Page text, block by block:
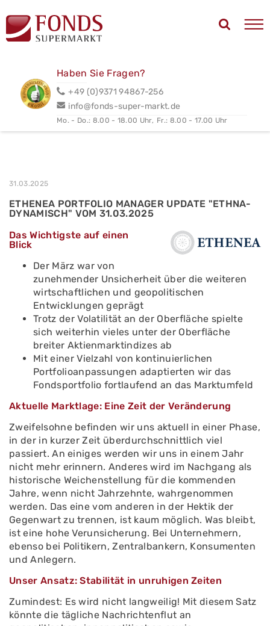
Haben Sie Fragen?
+49 (0)9371 94867-256
info@fonds-super-markt.de
Mo. - Do.: 8.00 - 18.00 Uhr, Fr.: 8.00 - 17.00 Uhr
31.03.2025
ETHENEA PORTFOLIO MANAGER UPDATE "ETHNA-
DYNAMISCH" VOM 31.03.2025
Das Wichtigste auf einen
Blick
Der März war von
zunehmender Unsicherheit über die weiteren
wirtschaftlichen und geopolitischen
Entwicklungen geprägt
Trotz der Volatilität an der Oberfläche spielte
sich weiterhin vieles unter der Oberfläche
breiter Aktienmarktindizes ab
Mit einer Vielzahl von kontinuierlichen
Portfolioanpassungen adaptierten wir das
Fondsportfolio fortlaufend an das Marktumfeld
Aktuelle Marktlage: Eine Zeit der Veränderung
Zweifelsohne befinden wir uns aktuell in einer Phase,
in der in kurzer Zeit überdurchschnittlich viel
passiert. An einiges werden wir uns in einem Jahr
nicht mehr erinnern. Anderes wird im Nachgang als
historische Weichenstellung für die kommenden
Jahre, wenn nicht Jahrzehnte, wahrgenommen
werden. Das eine vom anderen in der Hektik der
Gegenwart zu trennen, ist kaum möglich. Was bleibt,
ist eine hohe Verunsicherung. Bei Unternehmern,
ebenso bei Politikern, Zentralbankern, Konsumenten
und Anlegern.
Unser Ansatz: Stabilität in unruhigen Zeiten
Zumindest: Es wird nicht langweilig! Mit diesem Satz
könnte die tägliche Nachrichtenflut an